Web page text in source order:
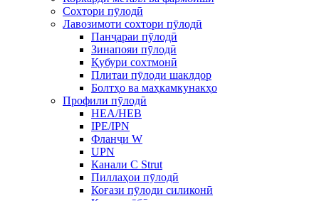
Сохтори пӯлодӣ
Лавозимоти сохтори пӯлодӣ
Панҷараи пӯлодӣ
Зинапояи пӯлодӣ
Қубури сохтмонӣ
Плитаи пӯлоди шаклдор
Болтҳо ва маҳкамкунакҳо
Профили пӯлодӣ
HEA/HEB
IPE/IPN
Фланҷи W
UPN
Канали C Strut
Пиллаҳои пӯлодӣ
Коғази пӯлоди силиконӣ